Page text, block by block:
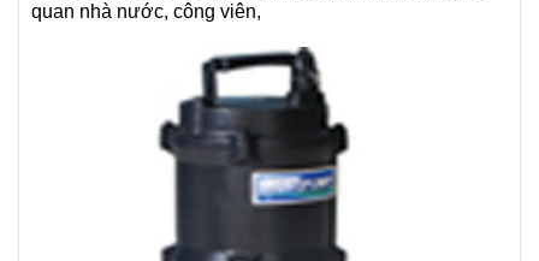
quan nhà nước, công viên,